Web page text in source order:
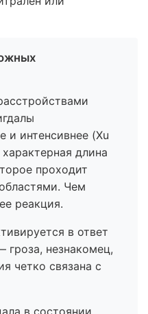
и интенсивнее (Xu
длина
проходит
Чем
реакция.
в ответ
гроза, незнакомец,
четко связана с
в состоянии